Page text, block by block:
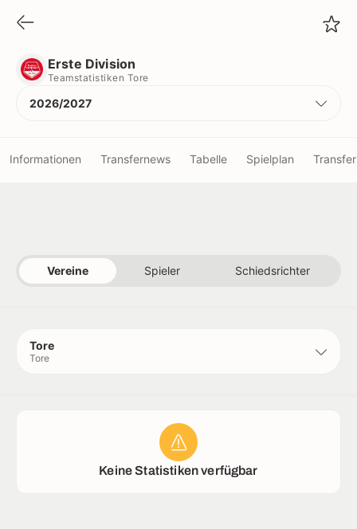
Erste Division
Teamstatistiken Tore
2026/2027
Informationen Transfernews Tabelle Spielplan
Vereine Spieler Schiedsrichter
Tore
Tore
Keine Statistiken verfügbar